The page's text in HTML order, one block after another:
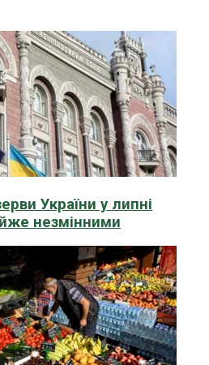
України у липні
незмінними